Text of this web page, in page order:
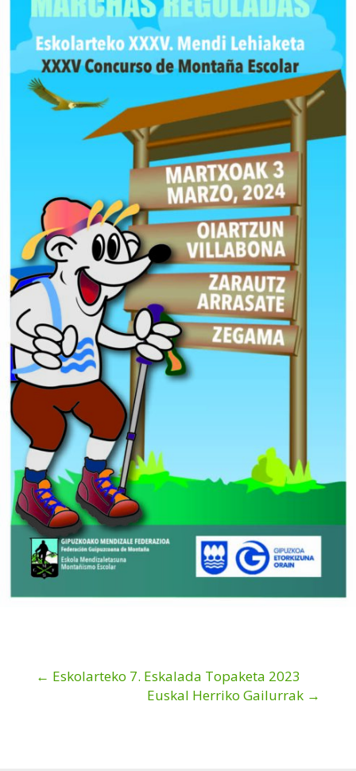
← Eskolarteko 7. Eskalada Topaketa 2023
Euskal Herriko Gailurrak →